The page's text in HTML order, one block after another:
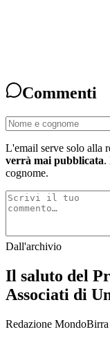
Commenti
L'email serve solo alla
verrà mai pubblicata.
cognome.
Dall'archivio
Il saluto del
Associati di
Redazione MondoBirra